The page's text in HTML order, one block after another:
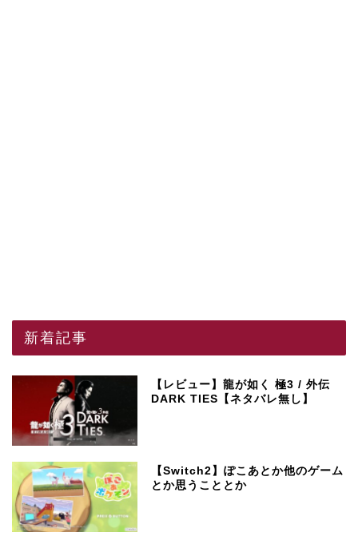
新着記事
【レビュー】龍が如く 極3 / 外伝
DARK TIES【ネタバレ無し】
【Switch2】ぽこあとか他のゲーム
とか思うこととか